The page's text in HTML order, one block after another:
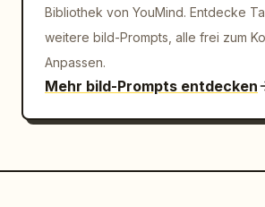
Bibliothek von YouMind. Entdecke
weitere bild-Prompts, alle frei zum
Anpassen.
Mehr bild-Prompts entdecken